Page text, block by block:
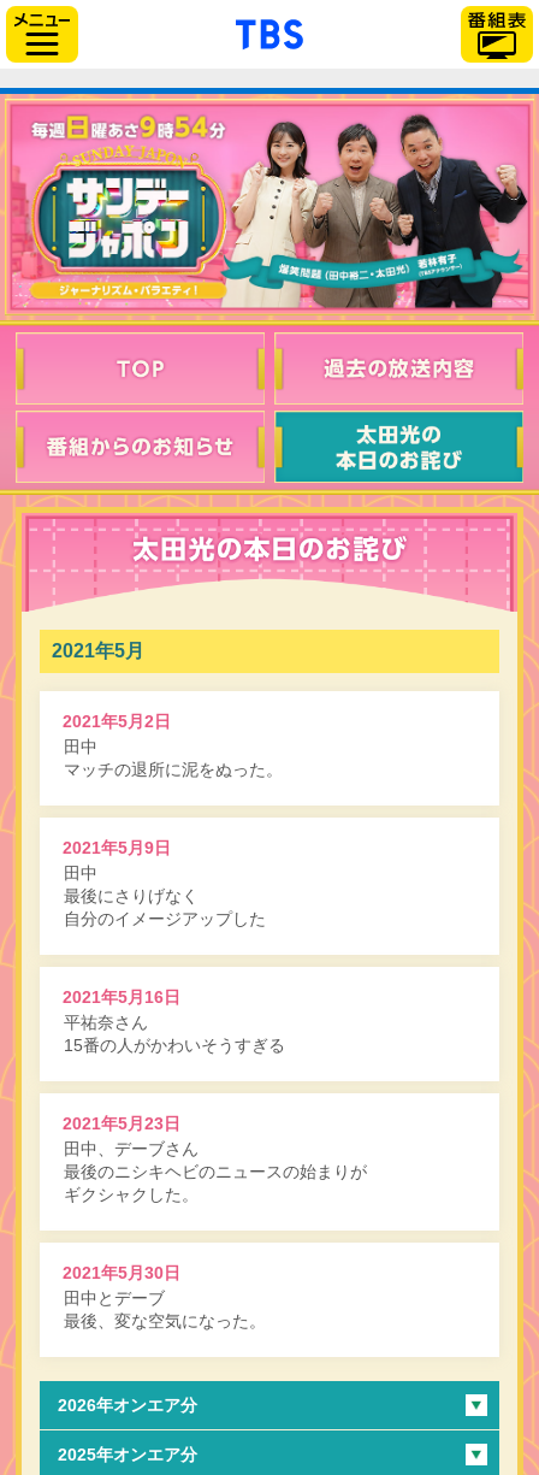
「TBSテレビ」トップ
2021年5月
2021年5月2日
田中
マッチの退所に泥をぬった。
2021年5月9日
田中
最後にさりげなく
自分のイメージアップした
2021年5月16日
平祐奈さん
15番の人がかわいそうすぎる
2021年5月23日
田中、デーブさん
最後のニシキヘビのニュースの始まりが
ギクシャクした。
2021年5月30日
田中とデーブ
最後、変な空気になった。
2026年オンエア分
2025年オンエア分